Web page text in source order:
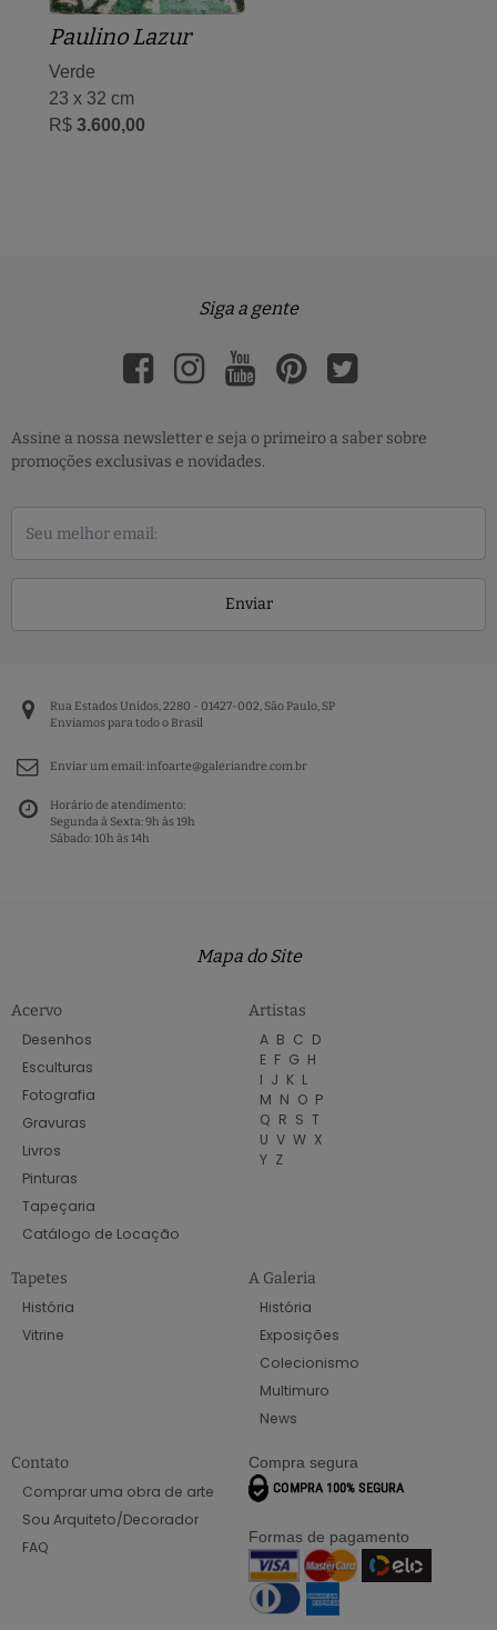
Paulino Lazur
Verde
23 x 32 cm
R$ 3.600,00
Siga a gente
Assine a nossa newsletter e seja o primeiro a saber sobre
promoções exclusivas e novidades.
Enviar
Rua Estados Unidos, 2280 - 01427-002, São Paulo, SP
Enviamos para todo o Brasil
Enviar um email:infoarte@galeriandre.com.br
Horário de atendimento:
Segunda à Sexta: 9h às 19h
Sábado: 10h às 14h
Mapa do Site
Acervo
Desenhos
Esculturas
Fotografia
Gravuras
Livros
Pinturas
Tapeçaria
Catálogo de Locação
Artistas
A B C D
E F G H
I J K L
M N O P
Q R S T
U V W X
Y Z
Tapetes
História
Vitrine
A Galeria
História
Exposições
Colecionismo
Multimuro
News
Contato
Comprar uma obra de arte
Sou Arquiteto/Decorador
FAQ
Compra segura
Formas de pagamento